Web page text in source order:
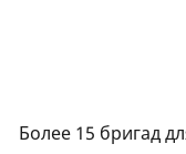
Более 15 бригад